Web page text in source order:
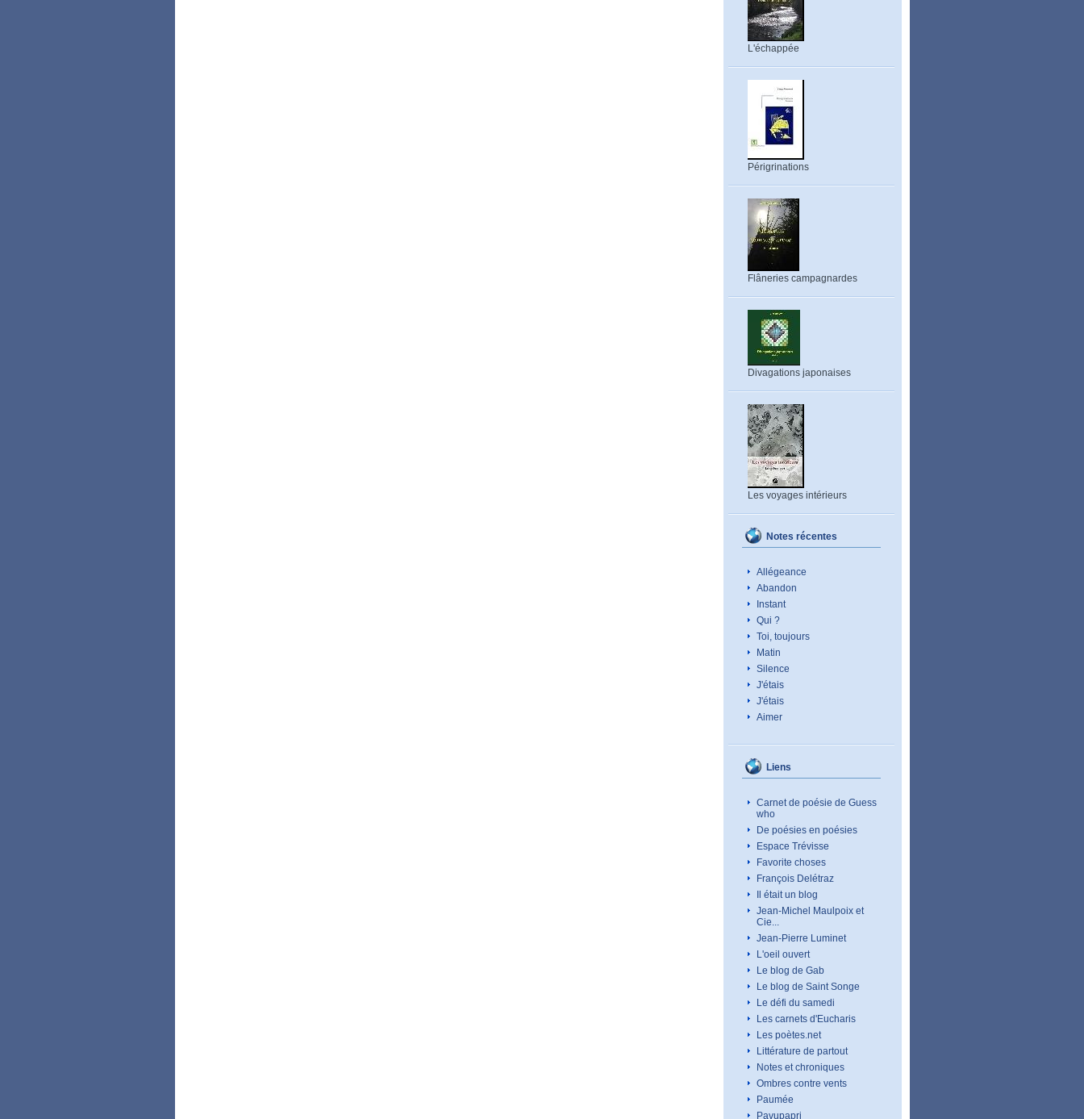
L'échappée
Périgrinations
Flâneries campagnardes
Divagations japonaises
Les voyages intérieurs
Notes récentes
Allégeance
Abandon
Instant
Qui ?
Toi, toujours
Matin
Silence
J'étais
J'étais
Aimer
Liens
Carnet de poésie de Guess
who
De poésies en poésies
Espace Trévisse
Favorite choses
François Delétraz
Il était un blog
Jean-Michel Maulpoix et
Cie...
Jean-Pierre Luminet
L'oeil ouvert
Le blog de Gab
Le blog de Saint Songe
Le défi du samedi
Les carnets d'Eucharis
Les poètes.net
Littérature de partout
Notes et chroniques
Ombres contre vents
Paumée
Pavupapri